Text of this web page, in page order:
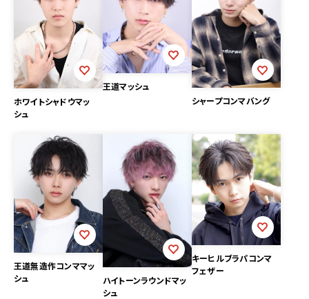
ホワイトシャドウマッ
シュ
王道マッシュ
シャープコンマバング
王道無造作コンママッ
シュ
ハイトーンラウンドマッ
シュ
キーヒルブラパコンマ
フェザー